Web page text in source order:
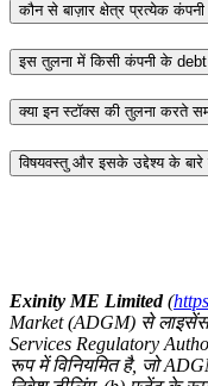
कौन से बाज़ार क्षेत्र प्रत्येक
इस तुलना में किसी कंपनी के
क्या इन स्टॉक्स की तुलना करते
विषयवस्तु और इसके उद्देश्य के
Exinity ME Limited(
Market (ADGM) से
Services Regulatory
रूप में विनियमित है, जो